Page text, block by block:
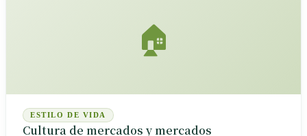
🏠
ESTILO DE VIDA
Cultura de mercados y mercados